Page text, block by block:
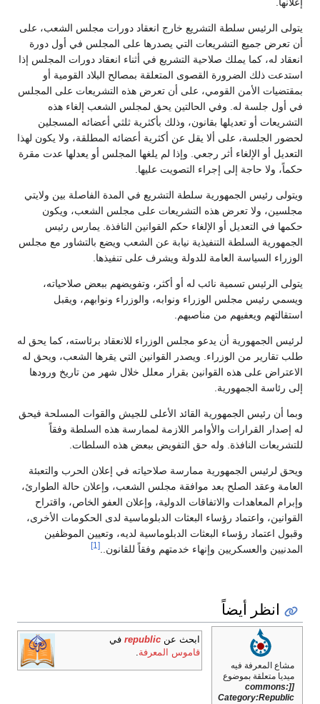
إعلانها.
يتولى الرئيس سلطة التشريع خارج انعقاد دورات مجلس الشعب، على
أن تعرض جميع التشريعات التي يصدرها على المجلس في أول دورة
انعقاد له، كما يملك صلاحية التشريع في أثناء انعقاد دورات المجلس إذا
استدعت ذلك الضرورة القصوى المتعلقة بمصالح البلاد القومية أو
بمقتضيات الأمن القومي، على أن تعرض هذه التشريعات على المجلس
في أول جلسة له. وفي الحالتين يحق لمجلس الشعب إلغاء هذه
التشريعات أو تعديلها بقانون، وذلك بأكثرية ثلثي أعضائه المسجلين
لحضور الجلسة، على ألا يقل عن أكثرية أعضائه المطلقة، ولا يكون لهذا
التعديل أو الإلغاء أثر رجعي. وإذا لم يلغها المجلس أو يعدلها عدت مقرة
حكماً، ولا حاجة إلى إجراء التصويت عليها.
ويتولى رئيس الجمهورية سلطة التشريع في المدة الفاصلة بين ولايتي
مجلسين، ولا تعرض هذه التشريعات على مجلس الشعب، ويكون
حكمها في التعديل أو الإلغاء حكم القوانين النافذة. يمارس رئيس
الجمهورية السلطة التنفيذية نيابة عن الشعب ويضع بالتشاور مع مجلس
الوزراء السياسة العامة للدولة ويشرف على تنفيذها.
يتولى الرئيس تسمية نائب له أو أكثر، وتفويضهم ببعض صلاحياته،
ويسمي رئيس مجلس الوزراء ونوابه، والوزراء ونوابهم، ويقبل
استقالتهم ويعفيهم من مناصبهم.
لرئيس الجمهورية أن يدعو مجلس الوزراء للانعقاد برئاسته، كما يحق له
طلب تقارير من الوزراء. ويصدر القوانين التي يقرها الشعب، ويحق له
الاعتراض على هذه القوانين بقرار معلل خلال شهر من تاريخ ورودها
إلى رئاسة الجمهورية.
وبما أن رئيس الجمهورية القائد الأعلى للجيش والقوات المسلحة فيحق
له إصدار القرارات والأوامر اللازمة لممارسة هذه السلطة وفقاً
للتشريعات النافذة. وله حق التفويض ببعض هذه السلطات.
ويحق لرئيس الجمهورية ممارسة صلاحياته في إعلان الحرب والتعبئة
العامة وعقد الصلح بعد موافقة مجلس الشعب، وإعلان حالة الطوارئ،
وإبرام المعاهدات والاتفاقات الدولية، وإعلان العفو الخاص، واقتراح
القوانين، واعتماد رؤساء البعثات الدبلوماسية لدى الحكومات الأخرى،
وقبول اعتماد رؤساء البعثات الدبلوماسية لديه، وتعيين الموظفين
المدنيين والعسكريين وإنهاء خدمتهم وفقاً للقانون..[1]
انظر أيضاً
ابحث عنrepublic في
قاموس المعرفة.
مشاع المعرفة فيه
ميديا متعلقة بموضوع
[[commons:
Category:Republic